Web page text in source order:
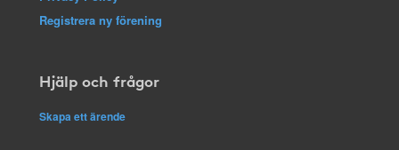
Registrera ny förening
Hjälp och frågor
Skapa ett ärende